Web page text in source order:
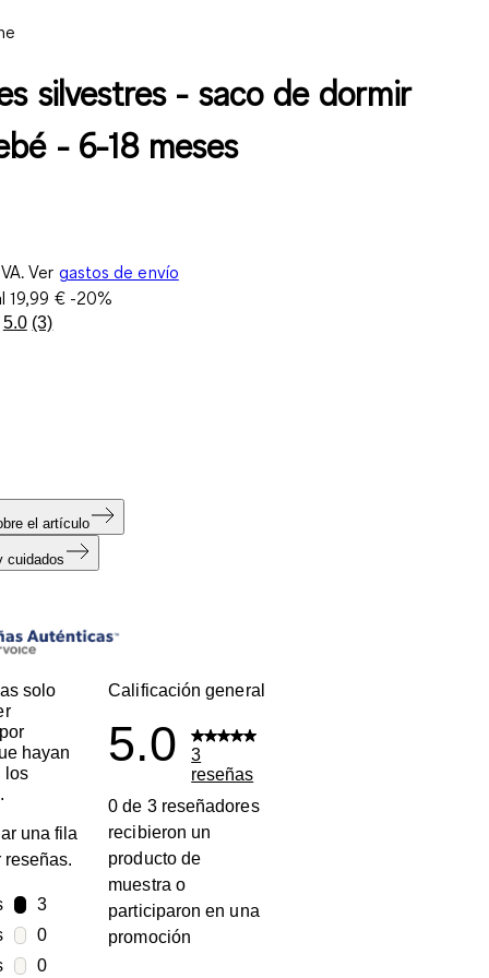
silvestres - saco de dormir
- 6-18 meses
Ver gastos de envío
19,99 €-20%
5.0 Lea
(3)
el artículo
cuidados
solo
hayan
los
una fila
reseñas.
estrellas
3
3 reseñas con 5 estrellas.
estrellas
0
0 reseñas con 4 estrellas.
estrellas
0
Calificación general
5.0
3
reseñas
0 de 3 reseñadores
recibieron un
producto de
muestra o
participaron en una
promoción